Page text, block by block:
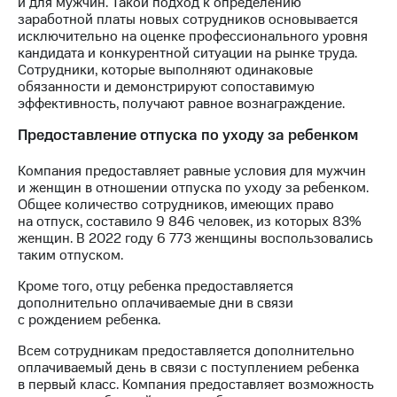
информации
Информация
акционерам
Документы
ПАО
"МТС"
акционеров
кабинет
акционера
Акционерный
капитал
Контроль
и
Рынок
акций
Программа
приобретения
Порядок
заработной платы новых сотрудников основывается
исключительно на оценке профессионального уровня
кандидата и конкурентной ситуации на рынке труда.
Сотрудники, которые выполняют одинаковые
обязанности и демонстрируют сопоставимую
эффективность, получают равное вознаграждение.
Предоставление отпуска по уходу за ребенком
Компания предоставляет равные условия для мужчин
и женщин в отношении отпуска по уходу за ребенком.
Общее количество сотрудников, имеющих право
на отпуск, составило 9 846 человек, из которых 83%
женщин. В 2022 году 6 773 женщины воспользовались
таким отпуском.
Кроме того, отцу ребенка предоставляется
дополнительно оплачиваемые дни в связи
с рождением ребенка.
Всем сотрудникам предоставляется дополнительно
оплачиваемый день в связи с поступлением ребенка
в первый класс. Компания предоставляет возможность